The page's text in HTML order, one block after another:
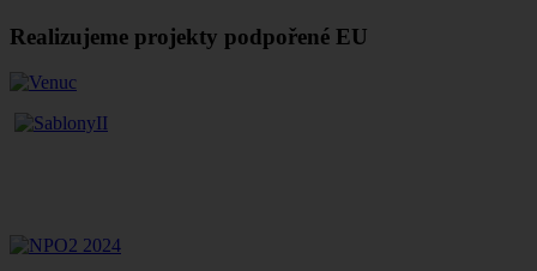
Realizujeme projekty podpořené EU